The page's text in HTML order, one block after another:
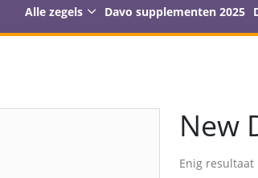
Alle zegels Davo supplementen 2025
New
Enig resultaat